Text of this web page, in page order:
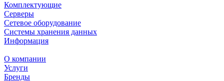
Комплектующие
Серверы
Сетевое оборудование
Системы хранения данных
Информация
О компании
Услуги
Бренды